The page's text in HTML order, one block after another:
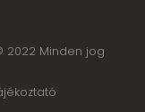
2022 Minden jog